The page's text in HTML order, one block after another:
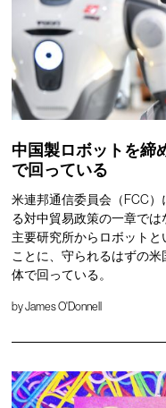
中国製ロボットを締
で回っている
米連邦通信委員会（FCC
る対中貿易政策の一章で
主要研究所からロボット
ことに、守られるはずの
体で回っている。
byJames O'Donnell